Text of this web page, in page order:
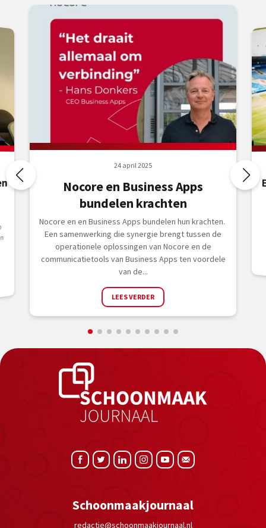
24 april 2025
Nocore en Business Apps
bundelen krachten
Nocore en en Business Apps bundelen hun krachten.
Een samenwerking die synergie brengt tussen de
operationele oplossingen van Nocore en de
communicatietools van Business Apps ten voordele
van de...
LEES VERDER
Schoonmaakjournaal
redactie@schoonmaakjournaal.nl